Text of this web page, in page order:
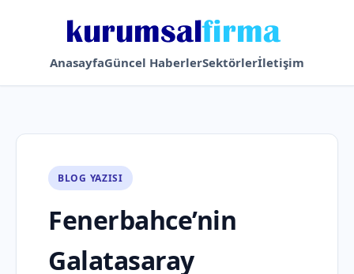
AnasayfaGüncel HaberlerSektörlerİletişim
BLOG YAZISI
Fenerbahce’nin
Galatasaray